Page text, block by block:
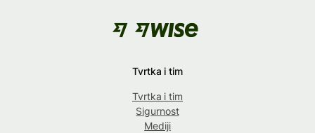
Tvrtka i tim
Tvrtka i tim
Sigurnost
Mediji